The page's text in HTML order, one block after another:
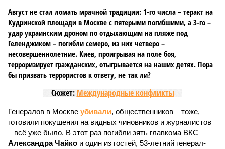
Август не стал ломать мрачной традиции: 1-го числа – теракт на
Кудринской площади в Москве с пятерыми погибшими, а 3-го –
удар украинским дроном по отдыхающим на пляже под
Геленджиком – погибли семеро, из них четверо –
несовершеннолетние. Киев, проигрывая на поле боя,
терроризирует гражданских, отыгрывается на наших детях. Пора
бы призвать террористов к ответу, не так ли?
Сюжет: Международные конфликты
Генералов в Москве убивали, общественников – тоже,
готовили покушения на видных чиновников и журналистов
– всё уже было. В этот раз погибли зять главкома ВКС
Александра Чайко и один из гостей, 53-летний генерал-